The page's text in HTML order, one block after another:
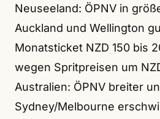
Neuseeland: ÖPNV in
Auckland und Wellington
Monatsticket NZD 150 bis
wegen Spritpreisen um
Australien: ÖPNV breiter
Sydney/Melbourne